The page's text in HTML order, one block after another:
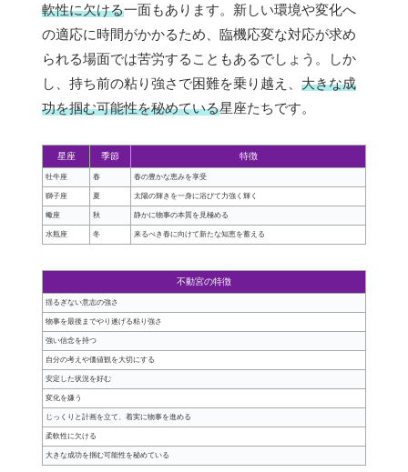
軟性に欠ける一面もあります。新しい環境や変化へ
の適応に時間がかかるため、臨機応変な対応が求め
られる場面では苦労することもあるでしょう。しか
し、持ち前の粘り強さで困難を乗り越え、 大きな成
功を掴む可能性を秘めている星座たちです。
星座 季節 特徴
牡牛座 春 春の豊かな恵みを享受
獅子座 夏 太陽の輝きを一身に浴びて力強く輝く
蠍座 秋 静かに物事の本質を見極める
水瓶座 冬 来るべき春に向けて新たな知恵を蓄える
不動宮の特徴
揺るぎない意志の強さ
物事を最後までやり遂げる粘り強さ
強い信念を持つ
自分の考えや価値観を大切にする
安定した状況を好む
変化を嫌う
じっくりと計画を立て、着実に物事を進める
柔軟性に欠ける
大きな成功を掴む可能性を秘めている